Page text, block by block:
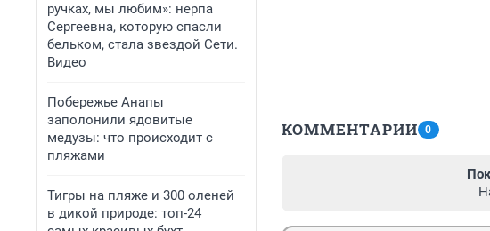
ручках, мы любим»: нерпа
Сергеевна, которую спасли
бельком, стала звездой Сети.
Видео
Побережье Анапы
заполонили ядовитые
медузы: что происходит с
пляжами
Тигры на пляже и 300 оленей
в дикой природе: топ-24
КОММЕНТАРИИ 0